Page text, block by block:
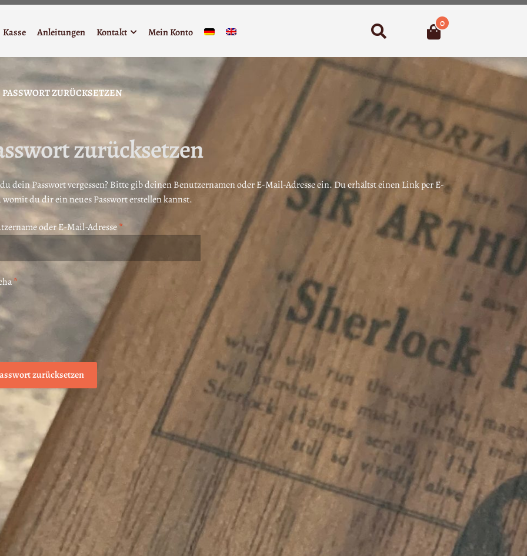
Kasse Anleitungen Kontakt Mein Konto Suchen 0
PASSWORT ZURÜCKSETZEN
zurücksetzen
dein Passwort vergessen? Bitte gib deinen Benutzernamen oder E-Mail-Adresse ein. Du erhältst einen Link per E-
du dir ein neues Passwort erstellen kannst.
oder E-Mail-Adresse* Erforderlich
*
zurücksetzen